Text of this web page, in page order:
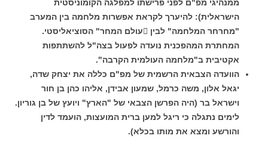
ממנהיגי מפ"ם לפני פרישתו למפלגה הקומוניסטית
הישראלית): להיערך לקראת אפשרות מלחמה בין המערב
"מחרחר המלחמה" לבין עולם המחר" הסוציאליסטי.
המחתרת המהפכנית נועדה לפעול בצה"ל להשתתפות
אקטיבית ב"מלחמה העולמית הקרבה".
הוועדה הצבאית הרשמית של מפ"ם כללה את יצחק שדה,
יגאל אלון, משה כרמל, שמעון אבידן, אליהו כהן בן חור
וישראל בר (היה הפרשן הצבאי של "הארץ" ויועץ של בן גוריון.
לימים נתגלה כי ריגל למען ברית המועצות, הועמד לדין
והורשע ומצא את מותו בכלא).